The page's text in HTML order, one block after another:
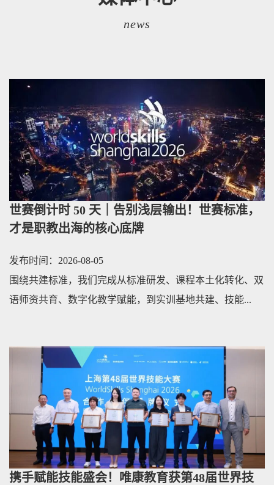
news
世赛倒计时 50 天｜告别浅层输出！世赛标准，
才是职教出海的核心底牌
发布时间：2026-08-05
围绕共建标准，我们完成从标准研发、课程本土化转化、双
语师资共育、数字化教学赋能，到实训基地共建、技能...
携手赋能技能盛会！唯康教育获第48届世界技